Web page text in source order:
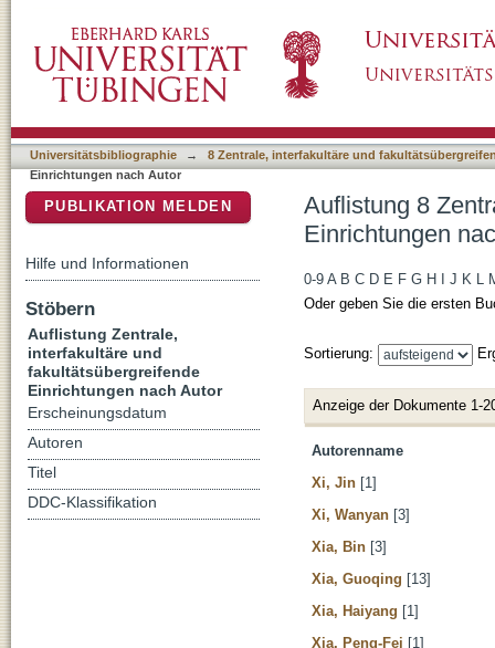
Universitätsbibliographie →
8 Zentrale, interfakultäre und
Einrichtungen nach Autor
Auflistung 8
Einrichtungen
0-9 A B C D E F G H J K L
Oder geben Sie die ersten
Sortierung:
Anzeige der Dokumente 1-
Autorenname
Xi, Jin [1]
Xi, Wanyan [3]
Xia, Bin [3]
Xia, Guoqing [13]
Xia, Haiyang [1]
Xia, Peng-Fei [1]
PUBLIKATION MELDEN
Hilfe und Informationen
Stöbern
Auflistung Zentrale,
interfakultäre und
fakultätsübergreifende
Einrichtungen nach Autor
Erscheinungsdatum
Autoren
Titel
DDC-Klassifikation